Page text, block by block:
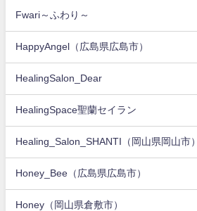
Fwari～ふわり～
HappyAngel（広島県広島市）
HealingSalon_Dear
HealingSpace聖蘭セイラン
Healing_Salon_SHANTI（岡山県岡山市）
Honey_Bee（広島県広島市）
Honey（岡山県倉敷市）